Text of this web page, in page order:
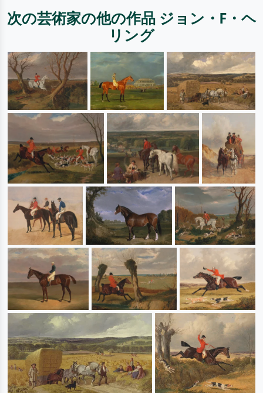
次の芸術家の他の作品 ジョン・F・ヘ
リング